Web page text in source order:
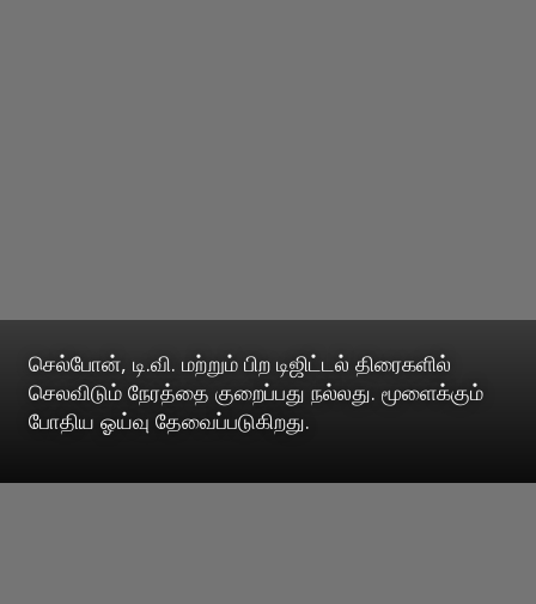
செல்போன், டி.வி. மற்றும் பிற டிஜிட்டல் திரைகளில்
செலவிடும் நேரத்தை குறைப்பது நல்லது. மூளைக்கும்
போதிய ஓய்வு தேவைப்படுகிறது.